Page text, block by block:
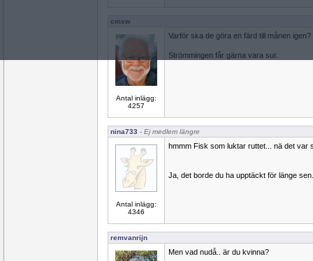
cmsw
Antal inlägg:
4257
Varför ska de göra en färd till månen igen?
Strömmingen får gärna vara sur.
nina733 - Ej medlem längre
Antal inlägg:
4346
hmmm Fisk som luktar ruttet... nä det var
Ja, det borde du ha upptäckt för länge sen.
remvanrijn
Men vad nudå.. är du kvinna?